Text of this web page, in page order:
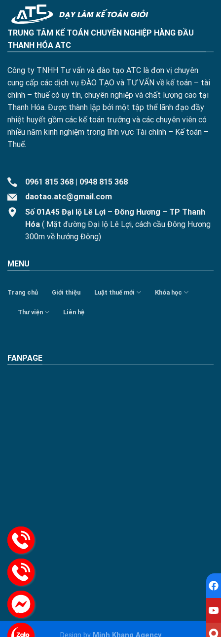
TRUNG TÂM KẾ TOÁN CHUYÊN NGHIỆP HÀNG ĐẦU
THANH HÓA ATC
Công ty TNHH Tư vấn và đào tạo ATC là đơn vị chuyên
cung cấp các dịch vụ ĐÀO TẠO và TƯ VẤN về kế toán – tài
chính – thuế có uy tín, chuyên nghiệp và chất lượng cao tại
Thanh Hóa. Được thành lập bởi một tập thể lãnh đạo đầy
nhiệt huyết gồm các kế toán trưởng và các chuyên viên có
nhiều năm kinh nghiệm trong lĩnh vực Tài chính – Kế toán –
Thuế.
0961 815 368
0948 815 368
daotao.atc@gmail.com
Số 01A45 Đại lộ Lê Lợi – Đông Hương – TP Thanh
Hóa ( Mặt đường Đại lộ Lê Lợi, cách cầu Đông Hương
300m về hướng Đông)
MENU
Trang chủ Giới thiệu Luật thuế mới Khóa học
Thư viện Liên hệ
FANPAGE
Design by Minh Khang Agency